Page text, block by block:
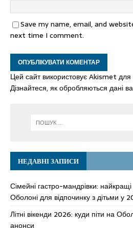
Save my name, email, and
next time I comment.
Цей сайт використовує Akismet
Дізнайтеся, як обробляються дані
НЕДАВНІ ЗАПИСИ
Сімейні гастро-мандрівки:
Оболоні для відпочинку з дітьми у
Літні вікенди 2026: куди піти на
анонси